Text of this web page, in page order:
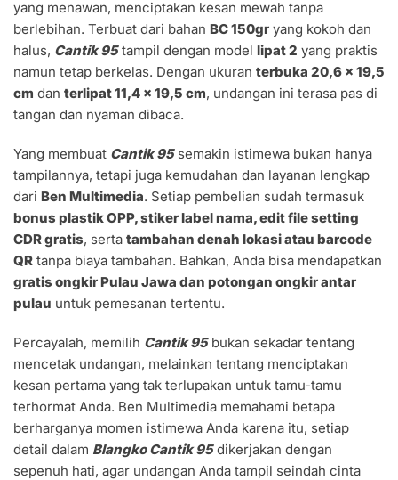
yang menawan, menciptakan kesan mewah tanpa
berlebihan. Terbuat dari bahan BC 150gr yang kokoh dan
halus, Cantik 95tampil dengan model lipat 2 yang praktis
namun tetap berkelas. Dengan ukuran terbuka 20,6 x 19,5
cm dan terlipat 11,4 x 19,5 cm, undangan ini terasa pas di
tangan dan nyaman dibaca.
Yang membuat Cantik 95semakin istimewa bukan hanya
tampilannya, tetapi juga kemudahan dan layanan lengkap
dari Ben Multimedia. Setiap pembelian sudah termasuk
bonus plastik OPP, stiker label nama, edit file setting
CDR gratis, serta tambahan denah lokasi atau barcode
QR tanpa biaya tambahan. Bahkan, Anda bisa mendapatkan
gratis ongkir Pulau Jawa dan potongan ongkir antar
pulau untuk pemesanan tertentu.
Percayalah, memilih Cantik 95bukan sekadar tentang
mencetak undangan, melainkan tentang menciptakan
kesan pertama yang tak terlupakan untuk tamu-tamu
terhormat Anda. Ben Multimedia memahami betapa
berharganya momen istimewa Anda karena itu, setiap
detail dalam Blangko Cantik 95dikerjakan dengan
sepenuh hati, agar undangan Anda tampil seindah cinta